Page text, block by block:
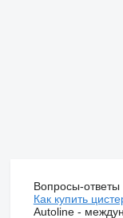
Вопросы-ответы
Как купить
Autoline -